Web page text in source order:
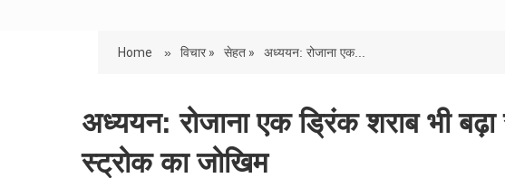
Home » विचार » सेहत » अध्ययन: रोजाना एक...
अध्ययन: रोजाना एक ड्रिंक शराब भी
स्ट्रोक का जोखिम